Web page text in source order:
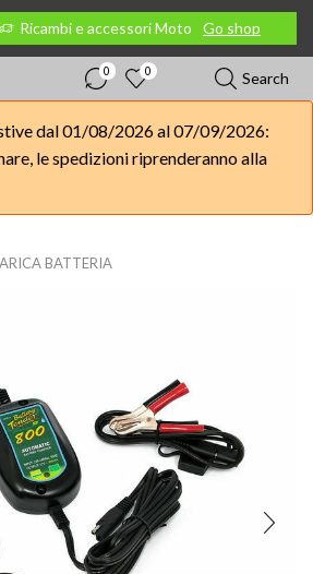
Ricambi e accessori Moto Go shop
0 0 Search
dal 01/08/2026 al 07/09/2026:
le spedizioni riprenderanno alla
BATTERIA